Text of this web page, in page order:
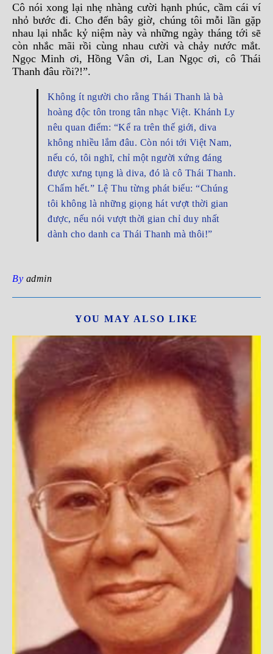
Cô nói xong lại nhẹ nhàng cười hạnh phúc, cầm cái ví
nhỏ bước đi. Cho đến bây giờ, chúng tôi mỗi lần gặp
nhau lại nhắc kỷ niệm này và những ngày tháng tới sẽ
còn nhắc mãi rồi cùng nhau cười và chảy nước mắt.
Ngọc Minh ơi, Hồng Vân ơi, Lan Ngọc ơi, cô Thái
Thanh đâu rồi?!”.
Không ít người cho rằng Thái Thanh là bà
hoàng độc tôn trong tân nhạc Việt. Khánh Ly
nêu quan điểm: “Kể ra trên thế giới, diva
không nhiều lắm đâu. Còn nói tới Việt Nam,
nếu có, tôi nghĩ, chỉ một người xứng đáng
được xưng tụng là diva, đó là cô Thái Thanh.
Chấm hết.” Lệ Thu từng phát biểu: “Chúng
tôi không là những giọng hát vượt thời gian
được, nếu nói vượt thời gian chỉ duy nhất
dành cho danh ca Thái Thanh mà thôi!”
By admin
YOU MAY ALSO LIKE